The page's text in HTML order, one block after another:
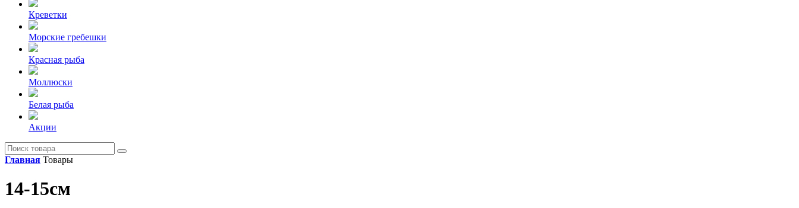
Креветки
Морские гребешки
Красная рыба
Моллюски
Белая рыба
Акции
Главная Товары
14-15см